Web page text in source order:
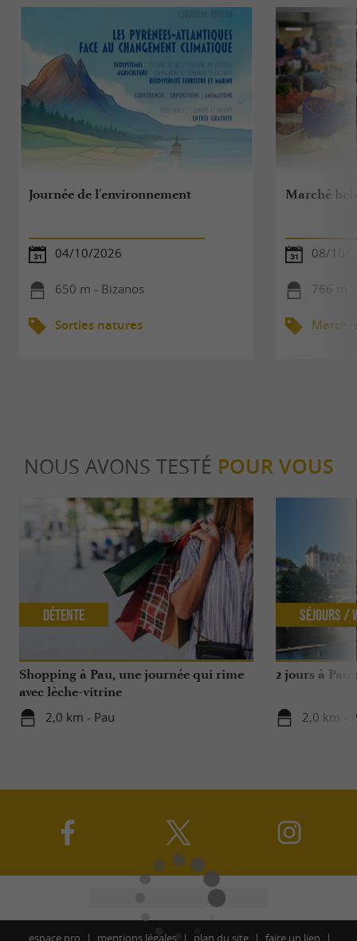
Journée de l'environnement
04/10/2026
650 m - Bizanos
Sorties natures
Marché
08/10/
766 m
NOUS AVONS TESTÉ POUR VOUS
Shopping à Pau, une journée qui rime
avec lèche-vitrine
2,0 km - Pau
Détente
2 jours à
2,0 km -
Séjours /
espace pro mentions légales plan du site faire un lien